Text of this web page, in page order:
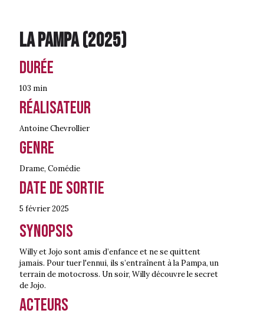
La Pampa(2025)
Durée
103 min
Réalisateur
Antoine Chevrollier
Genre
Drame, Comédie
Date de sortie
5 février2025
Synopsis
Willy et Jojo sont amis d’enfance et ne se quittent
jamais. Pour tuer l'ennui, ils s’entraînent à la Pampa, un
terrain de motocross. Un soir, Willy découvre le secret
de Jojo.
Acteurs